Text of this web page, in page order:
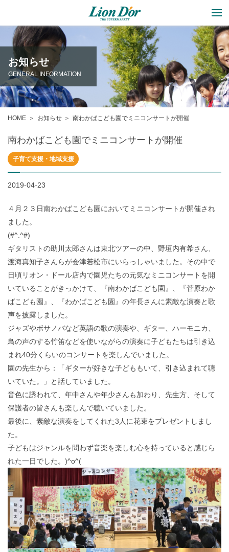
お知らせ
GENERAL INFORMATION
HOME お知らせ 南わかばこども園でミニコンサートが開催
南わかばこども園でミニコンサートが開催
子育て支援・地域支援
2019-04-23
４月２３日南わかばこども園においてミニコンサートが開催され
ました。
(#^.^#)
ギタリストの助川太郎さんは東北ツアーの中、野垣内有希さん、
渡海真知子さんらが会津若松市にいらっしゃいました。その中で
日頃リオン・ドール店内で園児たちの元気なミニコンサートを開
いていることがきっかけて、『南わかばこども園』、『菅原わか
ばこども園』、『わかばこども園』の年長さんに素敵な演奏と歌
声を披露しました。
ジャズやボサノバなど英語の歌の演奏や、ギター、ハーモニカ、
鳥の声のする竹笛などを使いながらの演奏に子どもたちは引き込
まれ40分くらいのコンサートを楽しんでいました。
園の先生から：「ギターが好きな子どももいて、引き込まれて聴
いていた。」と話していました。
音色に誘われて、年中さんや年少さんも加わり、先生方、そして
保護者の皆さんも楽しんで聴いていました。
最後に、素敵な演奏をしてくれた3人に花束をプレゼントしまし
た。
子どもはジャンルを問わず音楽を楽しむ心を持っていると感じら
れた一日でした。)^o^(